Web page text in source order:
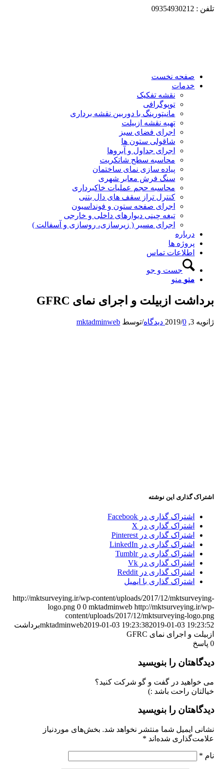
تلفن : 09354930212
صفحه نخست
خدمات
نقشه تفکیک
توپوگرافی
مانیتورینگ با دوربین نقشه برداری
تهیه نقشه ازبیلت
اجرای فضای سبز
شاقولی ستون ها
اجرای جداول و آبروها
محاسبه سطح شاتکریت
پیاده سازی نمای ساختمان
سنگ فرش معابر شهری
محاسبه حجم عملیات خاکبرداری
کنترل تراز سقف های دال بتنی
اجرای صفحه ستون و فونداسیون
تیغه چینی دیوارهای داخلی و خارجی
اجرای مسیر ( زیرسازی، روسازی و آسفالت )
درباره
پروژه ها
اطلاعات تماس
جست و جو
منو منو
برداشت ازبیلت و اجرای نمای GFRC
ژانویه 3, 2019 /0 دیدگاه /توسط mktadminweb
اشتراک گذاری این نوشته
اشتراک گذاری در Facebook
اشتراک گذاری در X
اشتراک گذاری در Pinterest
اشتراک گذاری در LinkedIn
اشتراک گذاری در Tumblr
اشتراک گذاری در Vk
اشتراک گذاری در Reddit
اشتراک گذاری با ایمیل
http://mktsurveying.ir/wp-content/uploads/2017/12/mktsurveying-
logo.png 0 0 mktadminweb http://mktsurveying.ir/wp-
content/uploads/2017/12/mktsurveying-logo.png
mktadminweb2019-01-03 19:23:382019-01-03 19:23:52
برداشت
ازبیلت و اجرای نمای GFRC
0 پاسخ
دیدگاهتان را بنویسید
می خواهید در گفت و گو شرکت کنید؟
خیالتان راحت باشد :)
دیدگاهتان را بنویسید
نشانی ایمیل شما منتشر نخواهد شد. بخش‌های موردنیاز
علامت‌گذاری شده‌اند *
نام *